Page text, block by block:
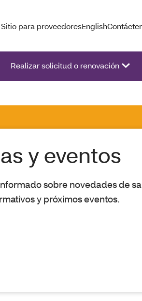
Sitio para proveedoresEnglish
Realizar solicitud o renovación
y eventos
sobre novedades de
y próximos eventos.